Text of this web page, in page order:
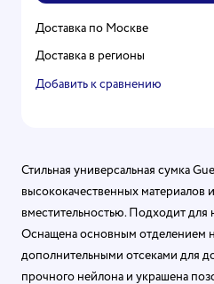
Доставка по Москве
Доставка в регионы
Добавить к сравнению
Стильная универсальная сумка
высококачественных материалов
вместительностью. Подходит для
Оснащена основным отделением
дополнительными отсеками для
прочного нейлона и украшена